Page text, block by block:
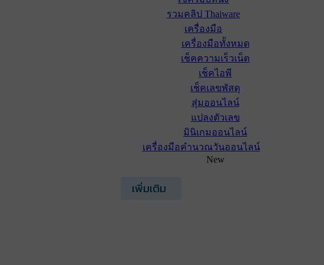
รวมคลิป Thaiware
เครื่องมือ
เครื่องมือทั้งหมด
เช็คความเร็วเน็ต
เช็คไอพี
เช็คเลขพัสดุ
สุ่มออนไลน์
แปลงตัวเลข
มินิเกมออนไลน์
เครื่องมือคำนวณวันออนไลน์
New
เพิ่มเติม